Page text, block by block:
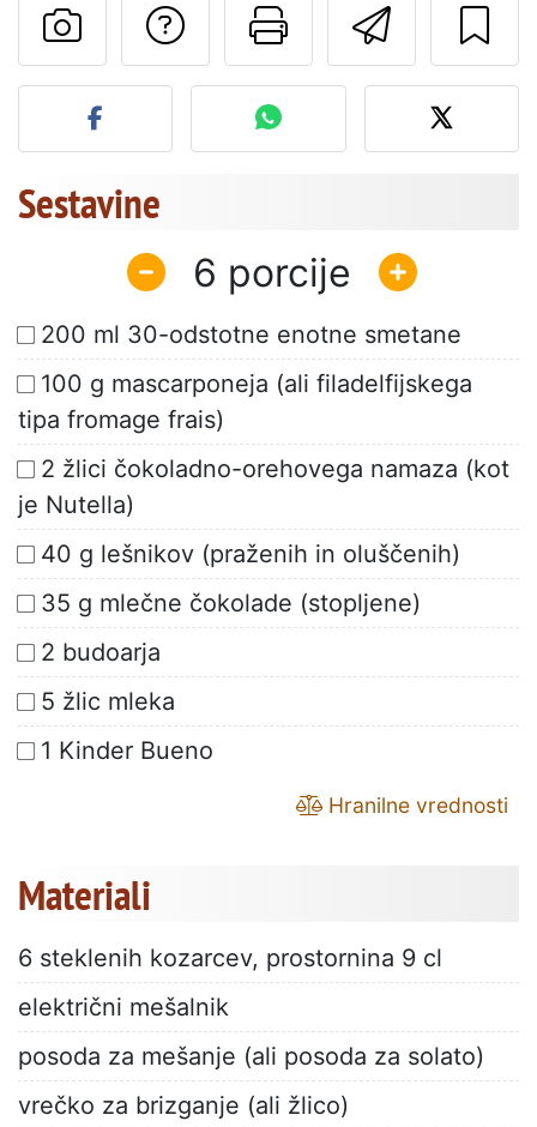
Pošlji
Natisni to
Postavite
Objavite svojo fotografijo
Sestavine
6
200 ml 30-odstotne enotne smetane
100 g mascarponeja (ali filadelfijskega
tipa fromage frais)
2 žlici čokoladno-orehovega namaza (kot
je Nutella)
40 g lešnikov (praženih in oluščenih)
35 g mlečne čokolade (stopljene)
2 budoarja
5 žlic mleka
1 Kinder Bueno
Hranilne vrednosti
Materiali
6 steklenih kozarcev, prostornina 9 cl
električni mešalnik
posoda za mešanje (ali posoda za solato)
vrečko za brizganje (ali žlico)